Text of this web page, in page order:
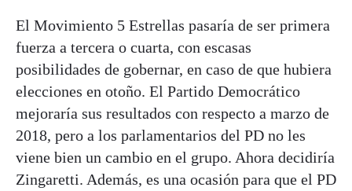
El Movimiento 5 Estrellas pasaría de ser primera
fuerza a tercera o cuarta, con escasas
posibilidades de gobernar, en caso de que hubiera
elecciones en otoño. El Partido Democrático
mejoraría sus resultados con respecto a marzo de
2018, pero a los parlamentarios del PD no les
viene bien un cambio en el grupo. Ahora decidiría
Zingaretti. Además, es una ocasión para que el PD